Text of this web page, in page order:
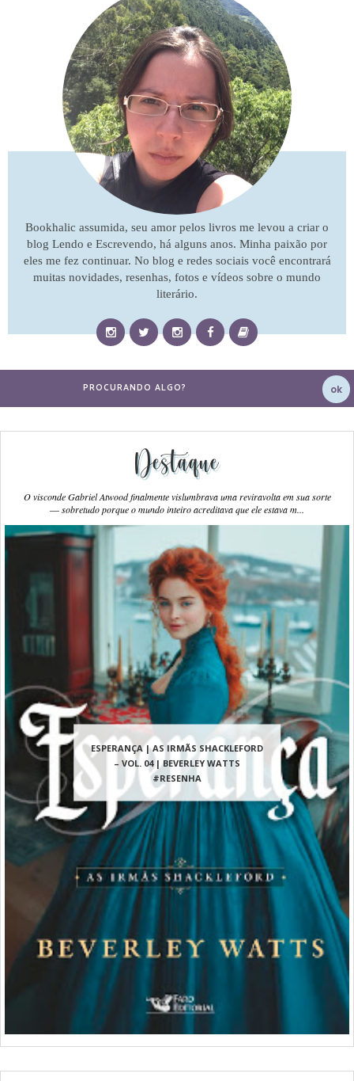
Bookhalic assumida, seu amor pelos livros me levou a criar o
blog Lendo e Escrevendo, há alguns anos. Minha paixão por
eles me fez continuar. No blog e redes sociais você encontrará
muitas novidades, resenhas, fotos e vídeos sobre o mundo
literário.
Destaque
ESPERANÇA | AS IRMÃS SHACKLEFORD
– VOL. 04 | BEVERLEY WATTS
#RESENHA
O visconde Gabriel Atwood finalmente vislumbrava uma reviravolta em sua sorte
― sobretudo porque o mundo inteiro acreditava que ele estava m...